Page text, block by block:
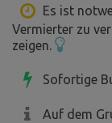
Auf dem
- 4 wirklich
Wohnmobile/
Markise
- An jedem
Es ist
Vermierter zu
zeigen.
Sofortige
Auf dem